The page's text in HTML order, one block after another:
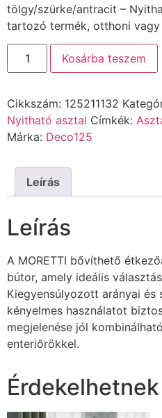
tölgy/szürke/antracit –
tartozó termék, otthoni
Kosárba teszem
Cikkszám: 125211132
Nyitható asztal Címkék:
Márka: Deco125
Leírás
Leírás
A MORETTI bővíthető
bútor, amely ideális
Kiegyensúlyozott arányai és
kényelmes használatot
megjelenése jól
enteriőrökkel.